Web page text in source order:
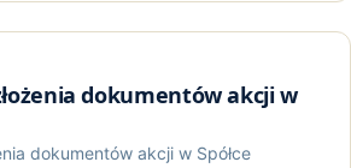
dokumentów akcji w
dokumentów akcji w Spółce